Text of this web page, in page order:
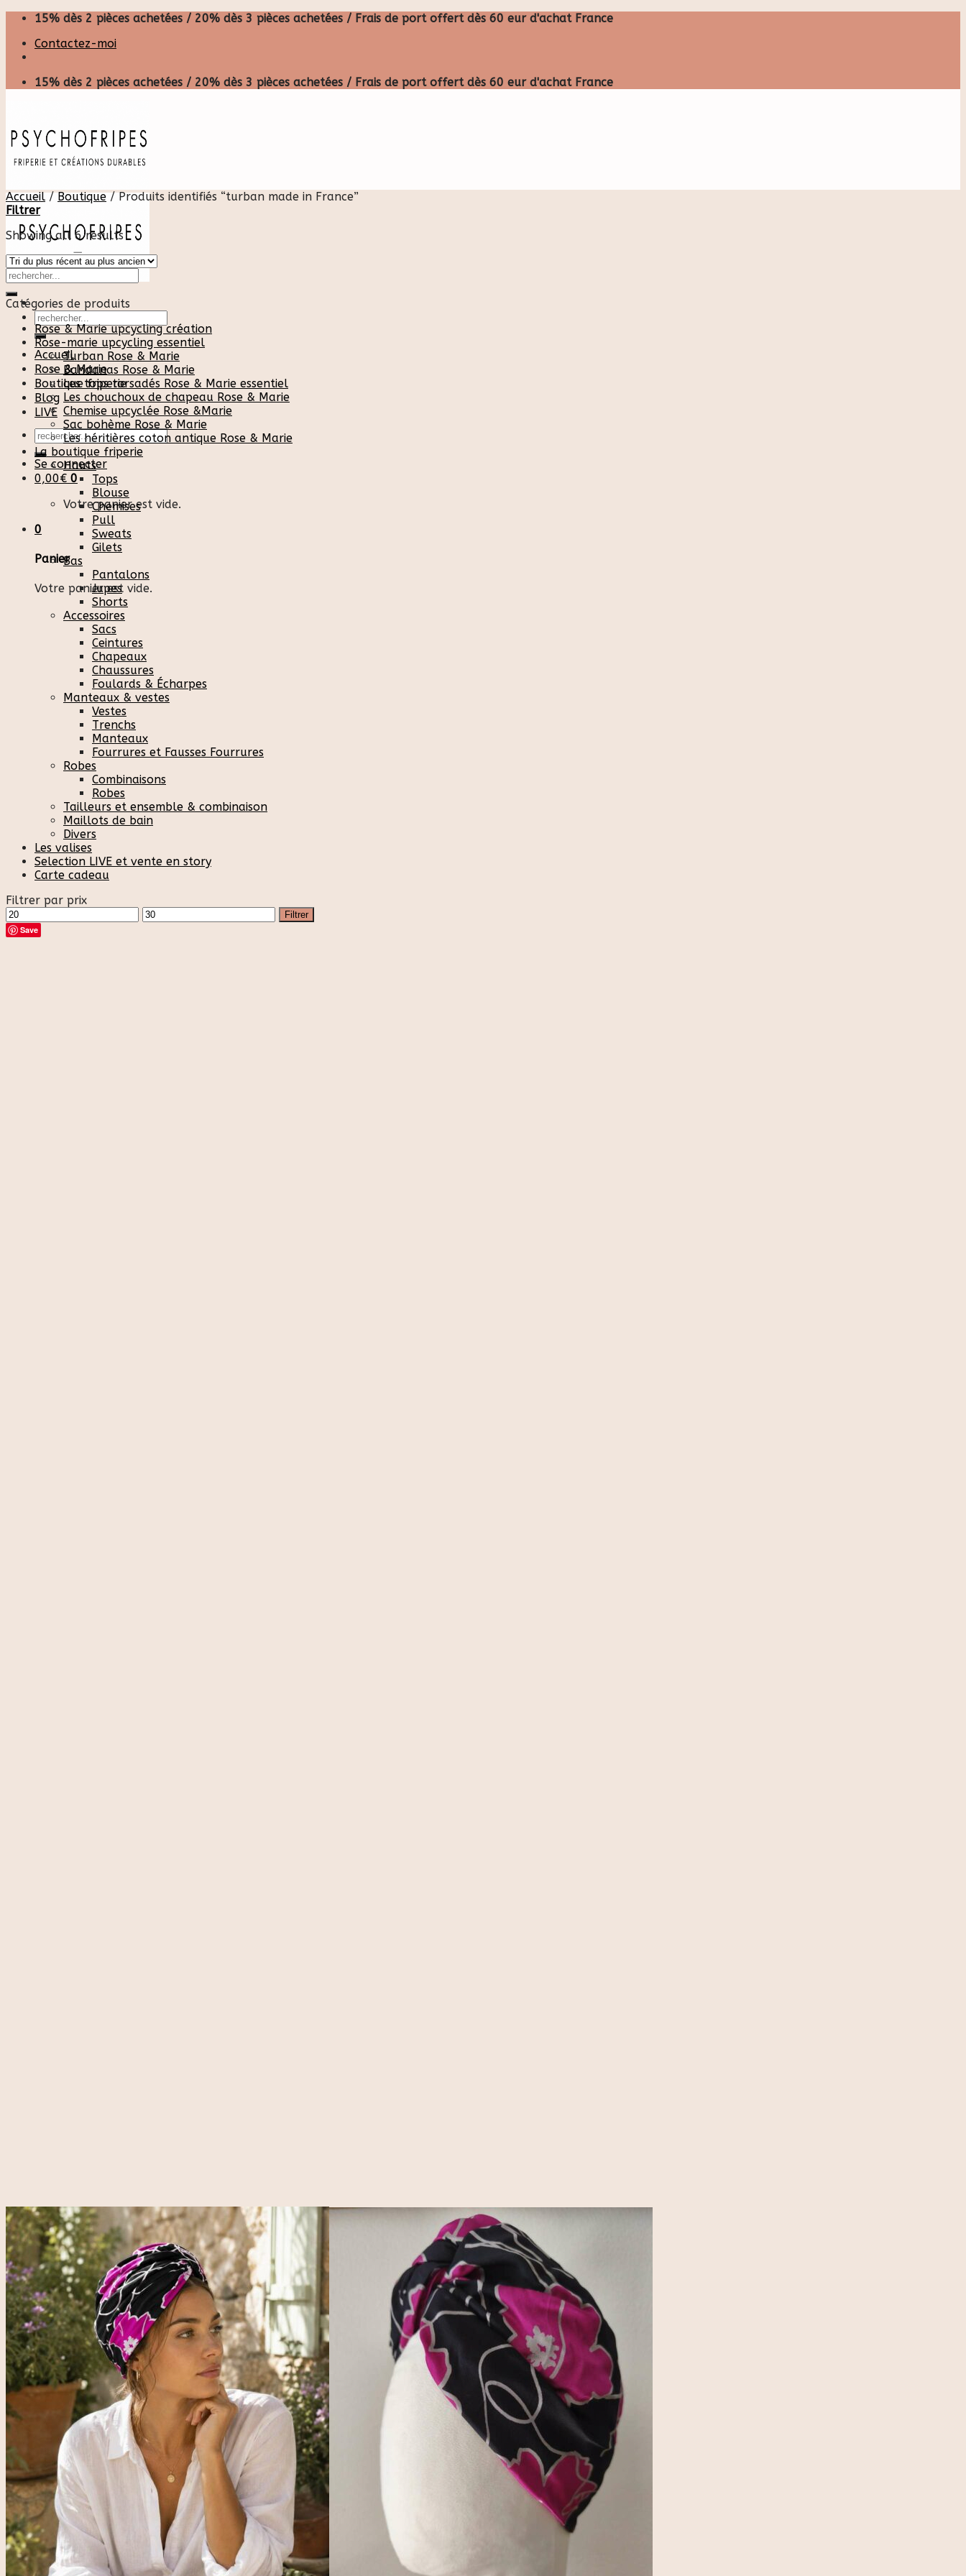
Skip
content
15% dès 2 pièces achetées / 20% dès 3 pièces achetées / Frais de port offert dès 60 eur d'achat France
Contactez-moi
15% dès 2 pièces achetées / 20% dès 3 pièces achetées / Frais de port offert dès 60 eur d'achat France
Recherche
pour :
Accueil
Rose & Marie
Boutique friperie
Blog
LIVE
Recherche
pour :
Se connecter
0,00€ 0
Votre panier est vide.
0
Panier
Votre panier est vide.
Accueil / Boutique /Produits identifiés “turban made in France”
Filtrer
Showing all 6 results
Catégories de produits
Rose & Marie upcycling création
Rose-marie upcycling essentiel
Turban Rose & Marie
Bandanas Rose & Marie
Les tops torsadés Rose & Marie essentiel
Les chouchoux de chapeau Rose & Marie
Chemise upcyclée Rose &Marie
Sac bohème Rose & Marie
Les héritières coton antique Rose & Marie
La boutique friperie
Hauts
Tops
Blouse
Chemises
Pull
Sweats
Gilets
Bas
Pantalons
Jupes
Shorts
Accessoires
Sacs
Ceintures
Chapeaux
Chaussures
Foulards & Écharpes
Manteaux & vestes
Vestes
Trenchs
Manteaux
Fourrures et Fausses Fourrures
Robes
Combinaisons
Robes
Tailleurs et ensemble & combinaison
Maillots de bain
Divers
Les valises
Selection LIVE et vente en story
Carte cadeau
Filtrer par prix
Prix
min
Prix
max
Filtrer
Save